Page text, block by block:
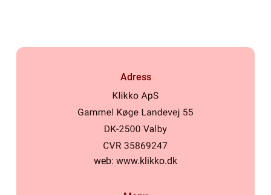
Adress
web: www.klikko.dk